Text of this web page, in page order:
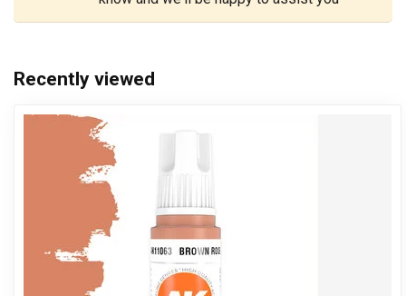
Recently viewed